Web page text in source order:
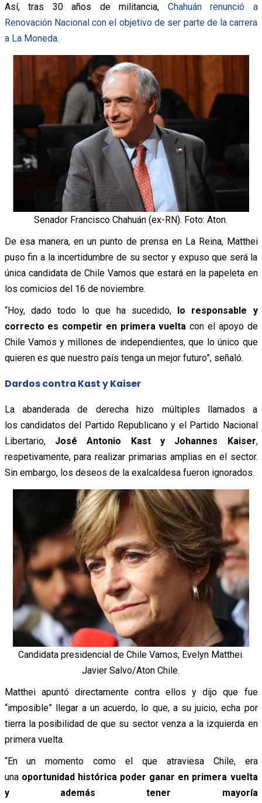
Así, tras 30 años de militancia, Chahuán renunció a
Renovación Nacional con el objetivo de ser parte de la carrera
a La Moneda.
Senador Francisco Chahuán (ex-RN). Foto: Aton.
De esa manera, en un punto de prensa en La Reina, Matthei
puso fin a la incertidumbre de su sector y expuso que será la
única candidata de Chile Vamos que estará en la papeleta en
los comicios del 16 de noviembre.
“Hoy, dado todo lo que ha sucedido, lo responsable y
correcto es competir en primera vuelta con el apoyo de
Chile Vamos y millones de independientes, que lo único que
quieren es que nuestro país tenga un mejor futuro”, señaló.
Dardos contra Kast y Kaiser
La abanderada de derecha hizo múltiples llamados a
los candidatos del Partido Republicano y el Partido Nacional
Libertario, José Antonio Kast y Johannes Kaiser,
respetivamente, para realizar primarias amplias en el sector.
Sin embargo, los deseos de la exalcaldesa fueron ignorados.
Candidata presidencial de Chile Vamos, Evelyn Matthei.
Javier Salvo/Aton Chile.
Matthei apuntó directamente contra ellos y dijo que fue
“imposible” llegar a un acuerdo, lo que, a su juicio, echa por
tierra la posibilidad de que su sector venza a la izquierda en
primera vuelta.
“En un momento como el que atraviesa Chile, era
una oportunidad histórica poder ganar en primera vuelta
y además tener mayoría